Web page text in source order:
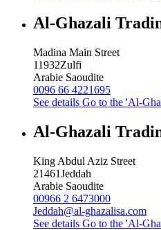
Al-Ghazali
Madina Main Street
11932Zulfi
Arabie Saoudite
0096 66 4221695
See details Go to the 'Al-
Al-Ghazali
King Abdul Aziz Street
21461Jeddah
Arabie Saoudite
00966 2 6473000
Jeddah@al-ghazalisa.com
See details Go to the 'Al-